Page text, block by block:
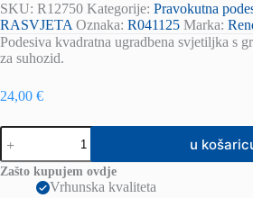
SKU: R12750 Kategorije: Pravokutna
RASVJETA Oznaka: R041125 Marka:
Podesiva kvadratna ugradbena svjetiljka s
za suhozid.
24,00 €
ACASA
ugradna
bijela
230V
u
Zašto kupujem ovdje
Vrhunska kvaliteta